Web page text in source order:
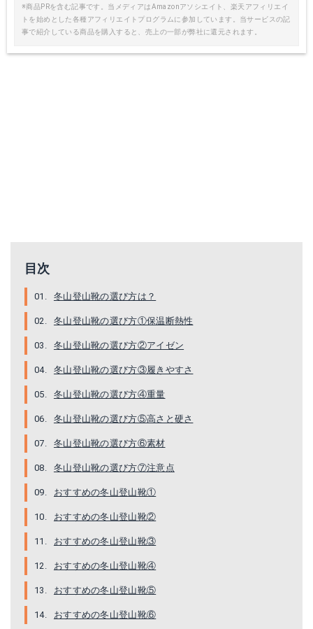
※商品PRを含む記事です。当メディアはAmazonアソシエイト、楽天アフィリエイ
トを始めとした各種アフィリエイトプログラムに参加しています。当サービスの記
事で紹介している商品を購入すると、売上の一部が弊社に還元されます。
目次
冬山登山靴の選び方は？
冬山登山靴の選び方①保温断熱性
冬山登山靴の選び方②アイゼン
冬山登山靴の選び方③履きやすさ
冬山登山靴の選び方④重量
冬山登山靴の選び方⑤高さと硬さ
冬山登山靴の選び方⑥素材
冬山登山靴の選び方⑦注意点
おすすめの冬山登山靴①
おすすめの冬山登山靴②
おすすめの冬山登山靴③
おすすめの冬山登山靴④
おすすめの冬山登山靴⑤
おすすめの冬山登山靴⑥